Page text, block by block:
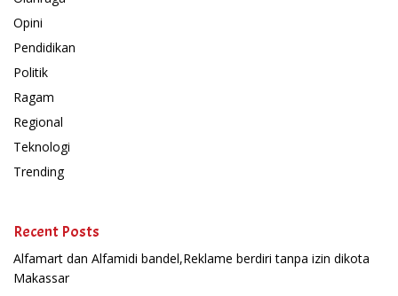
Opini
Pendidikan
Politik
Ragam
Regional
Teknologi
Trending
Recent Posts
Alfamart dan Alfamidi bandel,Reklame berdiri tanpa izin dikota
Makassar